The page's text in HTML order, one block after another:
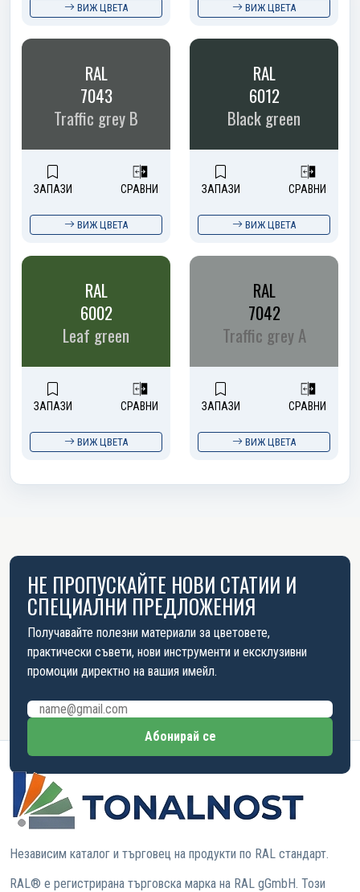
ВИЖ ЦВЕТА ВИЖ ЦВЕТА
RAL
7043
Traffic grey B
ЗАПАЗИ СРАВНИ
ВИЖ ЦВЕТА
RAL
6012
Black green
ЗАПАЗИ СРАВНИ
ВИЖ ЦВЕТА
RAL
6002
Leaf green
ЗАПАЗИ СРАВНИ
ВИЖ ЦВЕТА
RAL
7042
Traffic grey A
ЗАПАЗИ СРАВНИ
ВИЖ ЦВЕТА
НЕ ПРОПУСКАЙТЕ НОВИ СТАТИИ И
СПЕЦИАЛНИ ПРЕДЛОЖЕНИЯ
Получавайте полезни материали за цветовете,
практически съвети, нови инструменти и ексклузивни
промоции директно на вашия имейл.
Имейл адрес
Абонирай се
Независим каталог и търговец на продукти по RAL стандарт.
RAL® е регистрирана търговска марка на RAL gGmbH. Този